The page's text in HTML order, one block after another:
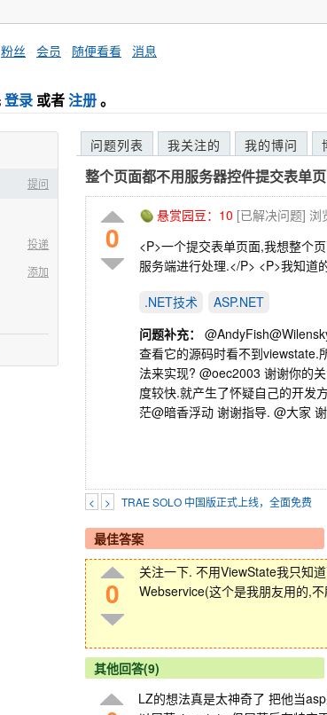
粉丝 会员 随便看看 消息
登录 或者注册。
提问
投递
添加
问题列表 我关注的 我的博问
整个页面都不用服务器控件提交表单
0
悬赏园豆： 10 [已解决问题] 浏
<P>一个提交表单页面,我想整个
服务端进行处理.</P> <P>我知道
.NET技术
ASP.NET
问题补充：
查看它的源码时看不到viewstate.
法来实现? @oec2003 谢谢你的
度较快.就产生了怀疑自己的开发
茫@暗香浮动 谢谢指导. @大家
< > TRAE SOLO 中国版正式上线，全面免费
最佳答案
0
关注一下. 不用ViewState我只知
Webservice(这个是我朋友用的,
其他回答(9)
LZ的想法真是太神奇了 把他当